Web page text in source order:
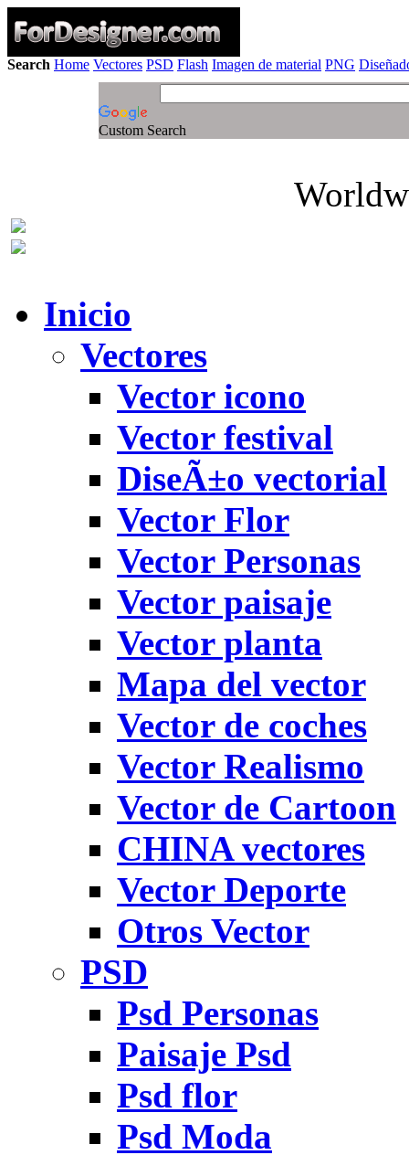
Search Home Vectores PSD Flash Imagen de material PNG
Custom Search
Inicio
Vectores
Vector icono
Vector festival
DiseÃ±o vectorial
Vector Flor
Vector Personas
Vector paisaje
Vector planta
Mapa del vector
Vector de coches
Vector Realismo
Vector de Cartoon
CHINA vectores
Vector Deporte
Otros Vector
PSD
Psd Personas
Paisaje Psd
Psd flor
Psd Moda